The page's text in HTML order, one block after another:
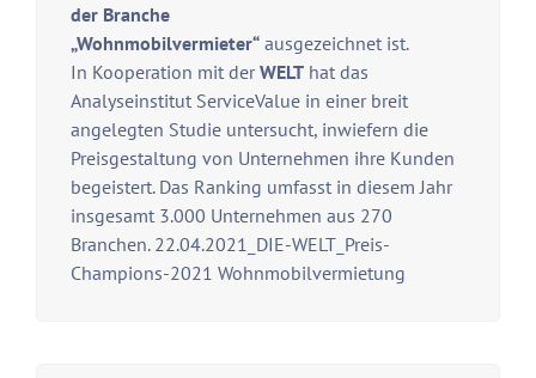
der Branche
„Wohnmobilvermieter“ ausgezeichnet ist.
In Kooperation mit derWELT hat das
Analyseinstitut ServiceValue in einer breit
angelegten Studie untersucht, inwiefern die
Preisgestaltung von Unternehmen ihre Kunden
begeistert. Das Ranking umfasst in diesem Jahr
insgesamt 3.000 Unternehmen aus 270
Branchen. 22.04.2021_DIE-WELT_Preis-
Champions-2021 Wohnmobilvermietung